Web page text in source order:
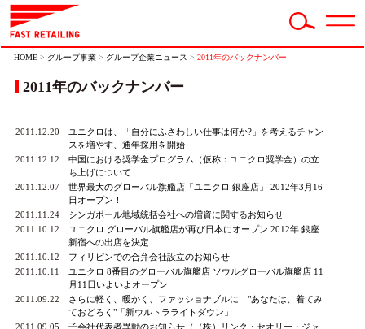
HOME > グループ事業 > グループ企業ニュース > 2011年のバックナンバー
2011年のバックナンバー
2011.12.20
ユニクロは、「自分にふさわしい仕事は何か?」を考えるチャン
スを増やす、通年採用を開始
2011.12.12
中国における奨学金プログラム（仮称：ユニクロ奨学金）の立
ち上げについて
2011.12.07
世界最大のグローバル旗艦店「ユニクロ 銀座店」 2012年3月16
日オープン！
2011.11.24
シンガポール地域統括会社への増資に関するお知らせ
2011.10.12
ユニクロ グローバル旗艦店が再び日本にオープン 2012年 銀座
新宿への出店を決定
2011.10.12
フィリピンでの合弁会社設立のお知らせ
2011.10.11
ユニクロ 8番目のグローバル旗艦店 ソウルグローバル旗艦店 11
月11日いよいよオープン
2011.09.22
さらに軽く、暖かく、ファッショナブルに "あなたは、着てみ
ておどろく"「新ウルトラライトダウン」
2011.09.05
子会社代表者異動のお知らせ（（株）リンク・セオリー・ジャ